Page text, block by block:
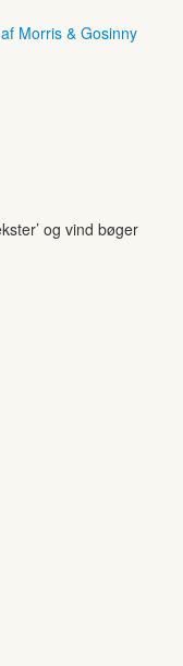
Morris & Gosinny
og vind bøger